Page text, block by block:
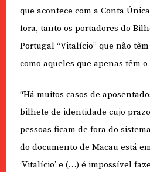
que acontece com a Conta
fora, tanto os portadores do
Portugal “Vitalício” que não
como aqueles que apenas têm o
“Há muitos casos de
bilhete de identidade cujo
pessoas ficam de fora do
do documento de Macau está
‘Vitalício’ e (…) é impossível